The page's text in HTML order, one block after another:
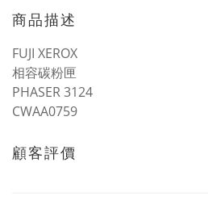
商品描述
FUJI XEROX
相容碳粉匣
PHASER 3124
CWAA0759
顧客評價